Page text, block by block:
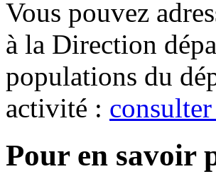
Vous pouvez
à la Direction
populations du
activité :
Pour en savoir